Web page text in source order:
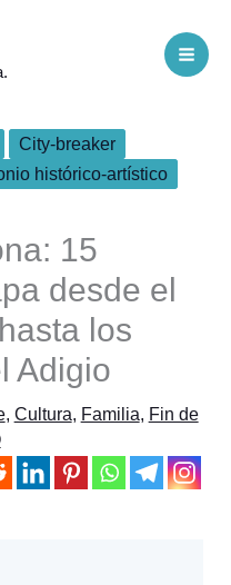
City-breaker
histórico-artístico
15
desde el
los
Adigio
, Cultura, Familia, Fin de